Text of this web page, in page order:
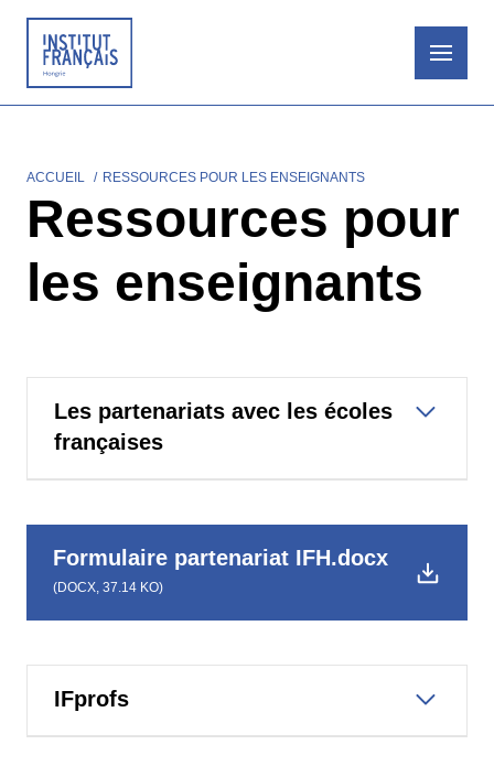
contenu
principal
Fil
d'Ariane
ACCUEIL RESSOURCES POUR LES ENSEIGNANTS
Ressources pour
les enseignants
Les partenariats avec les écoles
françaises
Formulaire partenariat IFH.docx
(DOCX, 37.14 KO)
IFprofs